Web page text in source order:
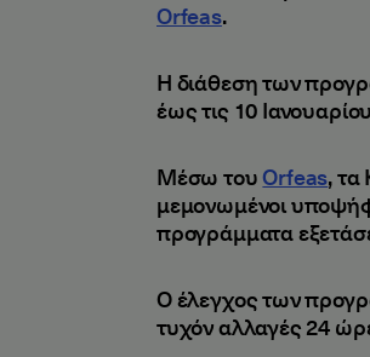
Orfeas.
Η διάθεση των
έως τις 10
Μέσω τουOrfeas, τα
μεμονωμένοι
προγράμματα
Ο έλεγχος των
τυχόν αλλαγές 24